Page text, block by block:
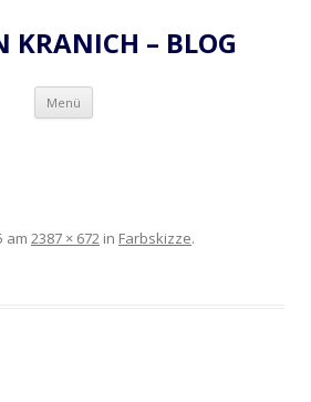
KRANICH – BLOG
Menü Zum
springen
am 2387 × 672 in Farbskizze.